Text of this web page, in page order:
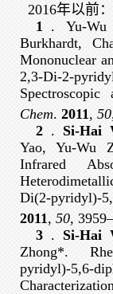
2016年以前：
1
. Yu-
Burkhardt,
Mononuclear
2,3-Di-2-
Chem. 2011 , 50
2 . Si-Hai
Yao, Yu-Wu
Infrared
Di(2-pyridyl)-
2011 , 50,
3 . Si-Hai
Zhong*.
pyridyl)-